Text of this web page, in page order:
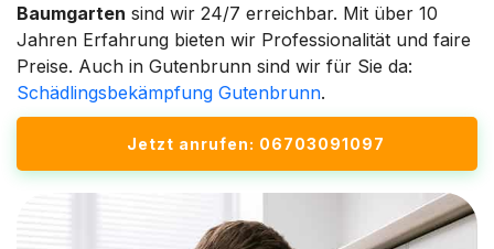
Baumgarten sind wir 24/7 erreichbar. Mit über 10
Jahren Erfahrung bieten wir Professionalität und faire
Preise. Auch in Gutenbrunn sind wir für Sie da:
Schädlingsbekämpfung Gutenbrunn.
Jetzt anrufen: 06703091097